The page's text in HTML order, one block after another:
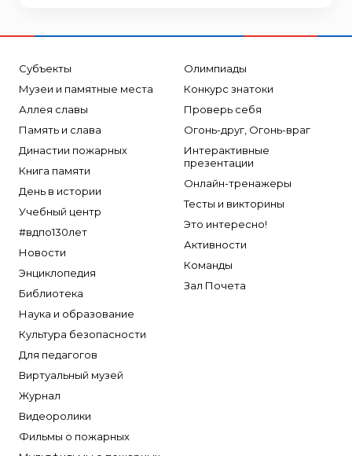
Субъекты
Музеи и памятные места
Аллея славы
Память и слава
Династии пожарных
Книга памяти
День в истории
Учебный центр
#вдпо130лет
Новости
Энциклопедия
Библиотека
Наука и образование
Культура безопасности
Для педагогов
Виртуальный музей
Журнал
Видеоролики
Фильмы о пожарных
Олимпиады
Конкурс знатоки
Проверь себя
Огонь-друг, Огонь-враг
Интерактивные
презентации
Онлайн-тренажеры
Тесты и викторины
Это интересно!
Активности
Команды
Зал Почета